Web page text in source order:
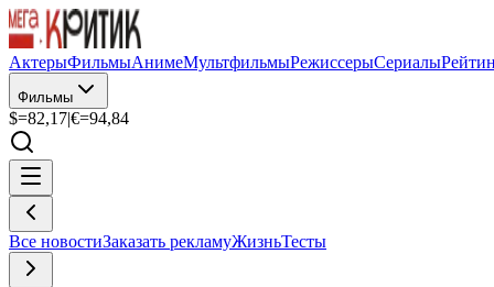
АктерыФильмыАнимеМультфильмыРежиссерыСериалы
Фильмы
$=82,17|€=94,84
Все новостиЗаказать рекламуЖизньТесты